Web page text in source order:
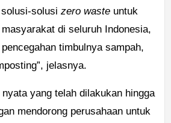
solusi zero waste untuk
di seluruh Indonesia,
timbulnya sampah,
jelasnya.
yang telah dilakukan hingga
mendorong perusahaan untuk